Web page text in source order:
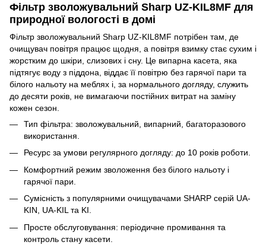
Фільтр зволожувальний Sharp UZ-KIL8MF для
природної вологості в домі
Фільтр зволожувальний Sharp UZ-KIL8MF потрібен там, де
очищувач повітря працює щодня, а повітря взимку стає сухим і
жорстким до шкіри, слизових і сну. Це випарна касета, яка
підтягує воду з піддона, віддає її повітрю без гарячої пари та
білого нальоту на меблях і, за нормального догляду, служить
до десяти років, не вимагаючи постійних витрат на заміну
кожен сезон.
Тип фільтра: зволожувальний, випарний, багаторазового
використання.
Ресурс за умови регулярного догляду: до 10 років роботи.
Комфортний режим зволоження без білого нальоту і
гарячої пари.
Сумісність з популярними очищувачами SHARP серій UA-
KIN, UA-KIL та KI.
Просте обслуговування: періодичне промивання та
контроль стану касети.